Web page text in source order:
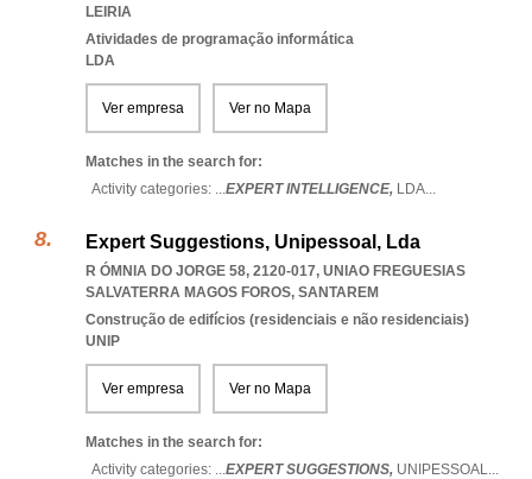
LEIRIA
Atividades de programação informática
LDA
Ver empresa Ver no Mapa
Matches in the search for:
Activity categories: ...EXPERT INTELLIGENCE, LDA...
Expert Suggestions, Unipessoal, Lda
R ÓMNIA DO JORGE 58, 2120-017, UNIAO FREGUESIAS
SALVATERRA MAGOS FOROS, SANTAREM
Construção de edifícios (residenciais e não residenciais)
UNIP
Ver empresa Ver no Mapa
Matches in the search for:
Activity categories: ...EXPERT SUGGESTIONS, UNIPESSOAL...